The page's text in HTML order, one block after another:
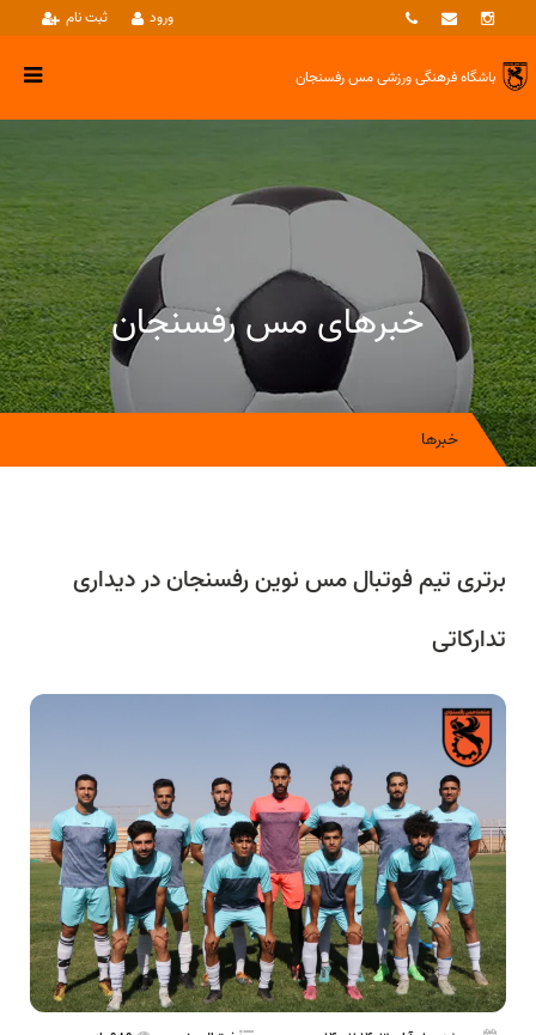
ثبت نام ورود
باشگاه فرهنگی ورزشیمس رفسنجان
خبرهای مس رفسنجان
خبرها
برتری تیم فوتبال مس نوین رفسنجان در دیداری
تدارکاتی